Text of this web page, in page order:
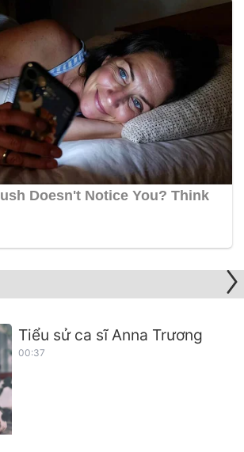
Tiểu sử ca sĩ Anna Trương
00:37